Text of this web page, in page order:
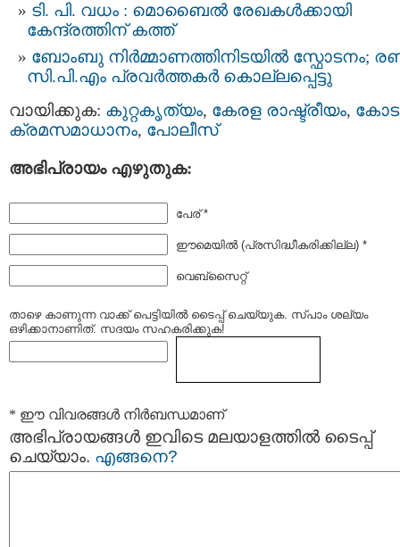
ടി. പി. വധം : മൊബൈല്‍ രേഖകള്‍ക്കായി
കേന്ദ്രത്തിന് കത്ത്
ബോംബു നിര്‍മ്മാണത്തിനിടയില്‍ സ്ഫോടനം;
സി.പി.എം പ്രവര്‍ത്തകര്‍ കൊല്ലപ്പെട്ടു
വായിക്കുക: കുറ്റകൃത്യം, കേരള രാഷ്ട്രീയം,
ക്രമസമാധാനം, പോലീസ്‌
അഭിപ്രായം എഴുതുക:
പേര് *
ഈമെയില്‍ (പ്രസിദ്ധീകരിക്കില്ല) *
വെബ്സൈറ്റ്
താഴെ കാണുന്ന വാക്ക് പെട്ടിയില്‍ ടൈപ്പ്‌ ചെയ്യുക. സ്പാം ശല്യം
ഒഴിക്കാനാണിത്. സദയം സഹകരിക്കുക!
* ഈ വിവരങ്ങള്‍ നിര്‍ബന്ധമാണ്
അഭിപ്രായങ്ങള്‍ ഇവിടെ മലയാളത്തില്‍ ടൈപ്പ്
ചെയ്യാം. എങ്ങനെ?